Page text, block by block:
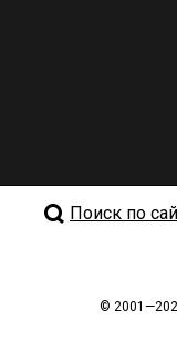
Поиск по
©